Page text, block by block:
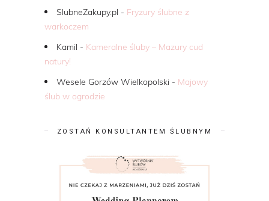
SlubneZakupy.pl - Fryzury ślubne z
warkoczem
Kamil - Kameralne śluby – Mazury cud
natury!
Wesele Gorzów Wielkopolski - Majowy
ślub w ogrodzie
ZOSTAŃ KONSULTANTEM ŚLUBNYM